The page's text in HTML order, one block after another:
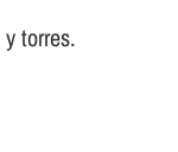
torres.